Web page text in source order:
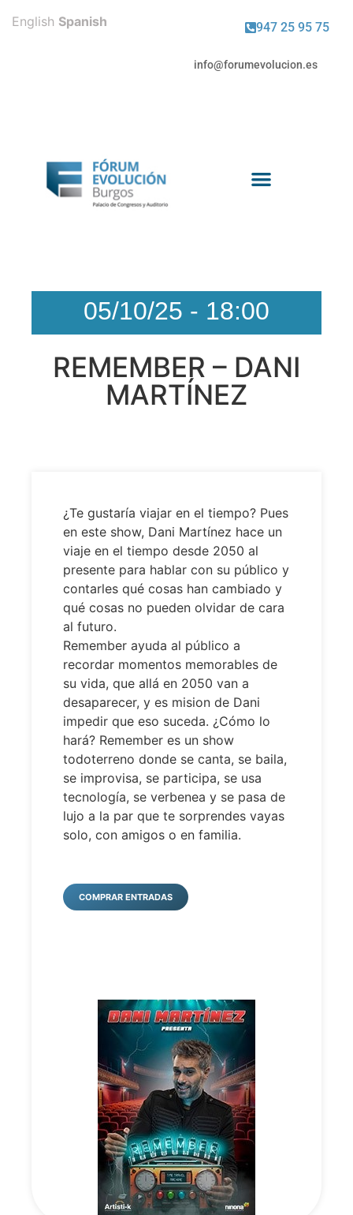
947 25 95 75
info@forumevolucion.es
05/10/25 - 18:00
REMEMBER – DANI
MARTÍNEZ
¿Te gustaría viajar en el tiempo? Pues
en este show, Dani Martínez hace un
viaje en el tiempo desde 2050 al
presente para hablar con su público y
contarles qué cosas han cambiado y
qué cosas no pueden olvidar de cara
al futuro.
Remember ayuda al público a
recordar momentos memorables de
su vida, que allá en 2050 van a
desaparecer, y es mision de Dani
impedir que eso suceda. ¿Cómo lo
hará? Remember es un show
todoterreno donde se canta, se baila,
se improvisa, se participa, se usa
tecnología, se verbenea y se pasa de
lujo a la par que te sorprendes vayas
solo, con amigos o en familia.
COMPRAR ENTRADAS
English Spanish